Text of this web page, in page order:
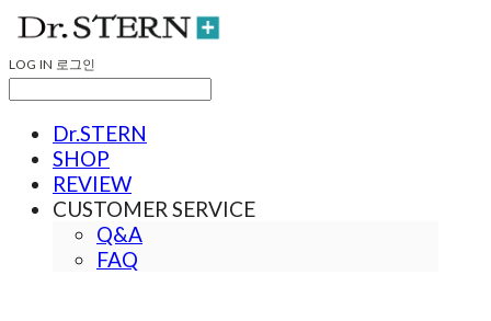
LOG IN 로그인
Dr.STERN
SHOP
REVIEW
CUSTOMER SERVICE
Q&A
FAQ